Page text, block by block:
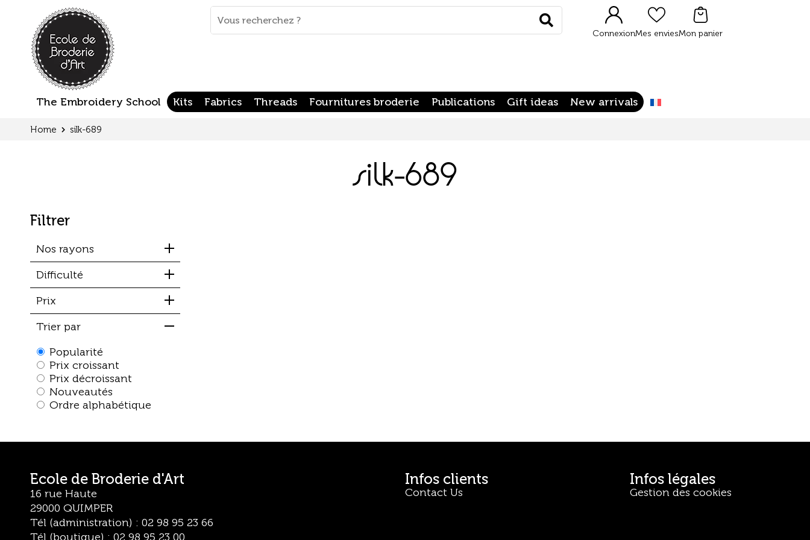
clés
Rechercher
ConnexionMes enviesMon panier
The Embroidery School Kits Fabrics Threads Fournitures broderie Publications Gift ideas New arrivals
Home silk-689
silk-689
Filtrer
Nos rayons
Difficulté
Prix
Trier par
Popularité
Prix croissant
Prix décroissant
Nouveautés
Ordre alphabétique
Ecole de Broderie d'Art
16 rue Haute
29000 QUIMPER
Tél (administration) : 02 98 95 23 66
Tél (boutique) : 02 98 95 23 00
Infos clients
Contact Us
Infos légales
Gestion des cookies
Cookies management panel